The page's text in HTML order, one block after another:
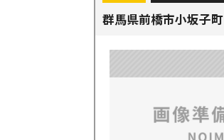
群馬県前橋市小坂子町